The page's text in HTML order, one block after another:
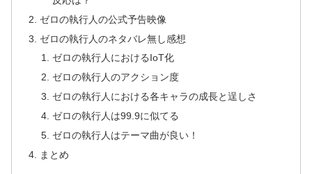
ゼロの執行人の公式予告映像
ゼロの執行人のネタバレ無し感想
ゼロの執行人におけるIoT化
ゼロの執行人のアクション度
ゼロの執行人における各キャラの成長と逞しさ
ゼロの執行人は99.9に似てる
ゼロの執行人はテーマ曲が良い！
まとめ